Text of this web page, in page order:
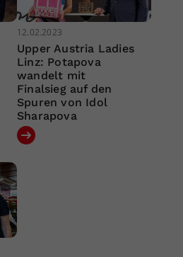
12.02.2023
Upper Austria Ladies
Linz: Potapova
wandelt mit
Finalsieg auf den
Spuren von Idol
Sharapova